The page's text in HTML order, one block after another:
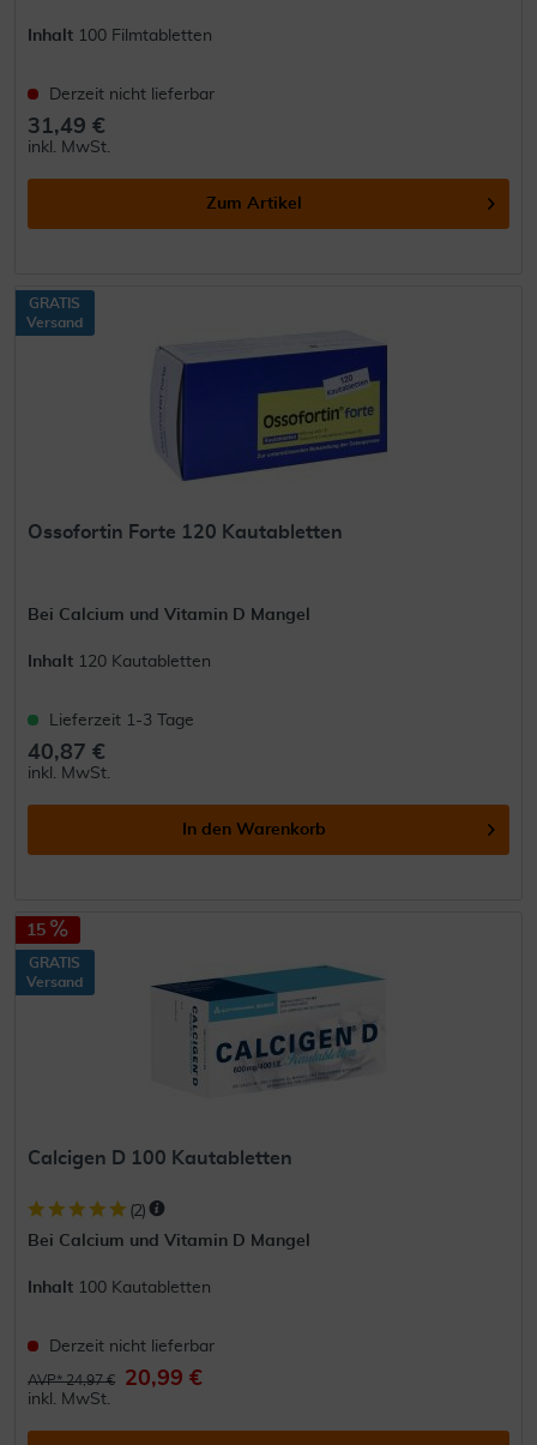
Inhalt 100 Filmtabletten
Derzeit nicht lieferbar
31,49 €
inkl. MwSt.
Zum Artikel
GRATIS
Versand
Ossofortin Forte 120 Kautabletten
Bei Calcium und Vitamin D Mangel
Inhalt 120 Kautabletten
Lieferzeit 1-3 Tage
40,87 €
inkl. MwSt.
In den Warenkorb
15
GRATIS
Versand
Calcigen D 100 Kautabletten
(2)
Bei Calcium und Vitamin D Mangel
Inhalt 100 Kautabletten
Derzeit nicht lieferbar
AVP* 24,97 € 20,99 €
inkl. MwSt.